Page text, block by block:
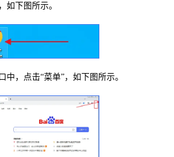
如下图所示。
中，点击“菜单”，如下图所示。